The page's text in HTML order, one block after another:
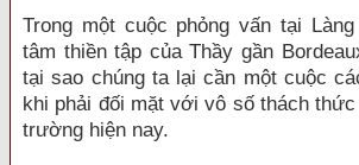
Trong một cuộc phỏng vấn tại
tâm thiền tập của Thầy gần
tại sao chúng ta lại cần một cuộc
khi phải đối mặt với vô số thách
trường hiện nay.